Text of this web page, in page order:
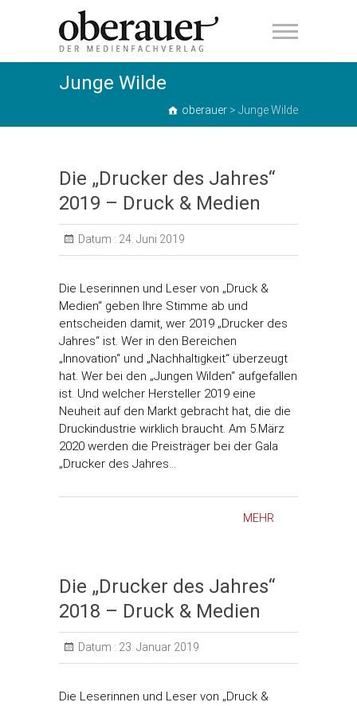
oberauer
Junge Wilde
oberauer > Junge Wilde
Die „Drucker des Jahres“
2019 – Druck & Medien
Datum : 24. Juni 2019
Die Leserinnen und Leser von „Druck &
Medien“ geben Ihre Stimme ab und
entscheiden damit, wer 2019 „Drucker des
Jahres“ ist. Wer in den Bereichen
„Innovation“ und „Nachhaltigkeit“ überzeugt
hat. Wer bei den „Jungen Wilden“ aufgefallen
ist. Und welcher Hersteller 2019 eine
Neuheit auf den Markt gebracht hat, die die
Druckindustrie wirklich braucht. Am 5.März
2020 werden die Preisträger bei der Gala
„Drucker des Jahres…
MEHR
Die „Drucker des Jahres“
2018 – Druck & Medien
Datum : 23. Januar 2019
Die Leserinnen und Leser von „Druck &